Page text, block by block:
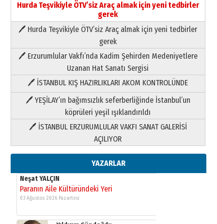
Hurda Teşvikiyle ÖTV’siz Araç almak için yeni tedbirler
gerek
🖊 Hurda Teşvikiyle ÖTV’siz Araç almak için yeni tedbirler
gerek
🖊 Erzurumlular Vakfı’nda Kadim Şehirden Medeniyetlere
Uzanan Hat Sanatı Sergisi
🖊 İSTANBUL KIŞ HAZIRLIKLARI AKOM KONTROLÜNDE
🖊 YEŞİLAY’ın bağımsızlık seferberliğinde İstanbul’un
köprüleri yeşil ışıklandırıldı
🖊 İSTANBUL ERZURUMLULAR VAKFI SANAT GALERİSİ
AÇILIYOR
YAZARLAR
Yıldırım Gündoğdu
HAVVA’NIN ÜÇ KIZI
09 Temmuz 2026 Perşembe
Yusuf POLAT
Şampiyonluk Sebahattin Şirin’e
11 Mayıs 2026 Pazartesi
Paranın Aile Kültüründeki Yeri
Yıldırım Gündoğdu
HAVVA’NIN ÜÇ KIZI
09 Temmuz 2026 Perşembe
Şampiyonluk Sebahattin Şirin’e